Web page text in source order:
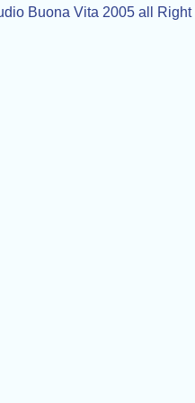
Buona Vita 2005 all